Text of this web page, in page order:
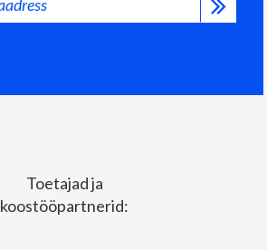
Toetajad ja
koostööpartnerid: